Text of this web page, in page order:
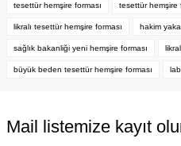
tesettür hemşire forması
tesettür hemşire
likralı tesettür hemşire forması hakim
sağlık bakanliği yeni hemşire forması
büyük beden tesettür hemşire forması
Mail listemize kayıt